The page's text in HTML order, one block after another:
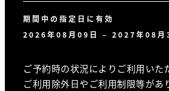
期間中の指定日に有効
2026年08月09日 – 2027年08月
ご予約時の状況によりご利用いた
ご利用除外日やご利用制限等があ